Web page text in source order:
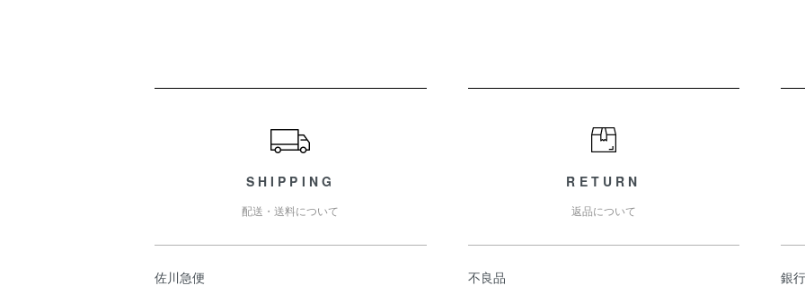
SHIPPING
配送・送料について
佐川急便
RETURN
返品について
不良品
銀